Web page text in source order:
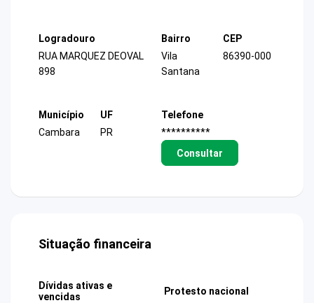
Logradouro
RUA MARQUEZ DEOVAL
898
Bairro
Vila
Santana
CEP
86390-000
Município
Cambara
UF
PR
Telefone
**********
Consultar
Situação financeira
Dívidas ativas e
vencidas
Protesto nacional